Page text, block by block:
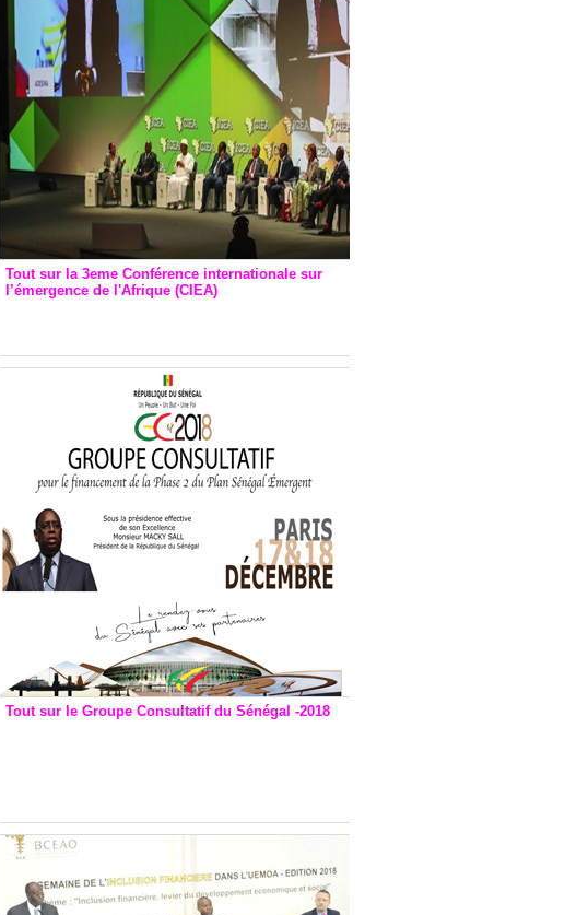
Tout sur la 3eme Conférence internationale sur
l’émergence de l'Afrique (CIEA)
Tout sur le Groupe Consultatif du Sénégal -2018